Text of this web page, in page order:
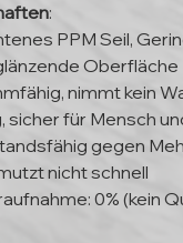
:
PPM Seil,
Oberfläche
nimmt kein
sicher für Mensch
gegen
nicht schnell
0% (kein